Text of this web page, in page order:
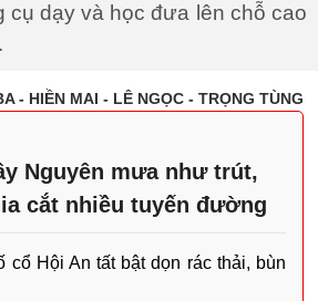
cụ dạy và học đưa lên chỗ cao
- HIỀN MAI - LÊ NGỌC - TRỌNG TÙNG
Nguyên mưa như trút,
cắt nhiều tuyến đường
cổ Hội An tất bật dọn rác thải, bùn